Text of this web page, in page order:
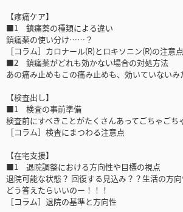
【疼痛ケア】
■1 鎮痛薬の種類による違い
鎮痛薬の使い分け……？
［コラム］カロナール(R)とロキソニン(R)の注意点
■2 鎮痛薬がどれも効かない場合の対処方法
あの痛み止めもこの痛み止めも、効いていない
【検査出し】
■1 検査の事前準備
検査前にすべきことがたくさんあってごちゃご
［コラム］検査にまつわる注意点
【在宅支援】
■1 退院調整における方向性や目標の視点
退院可能な状態？ 回復する見込み？？生活の方
どう答えたらいいのー！！！
［コラム］退院の基準と方向性